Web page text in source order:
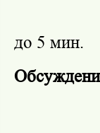
до 5 мин.